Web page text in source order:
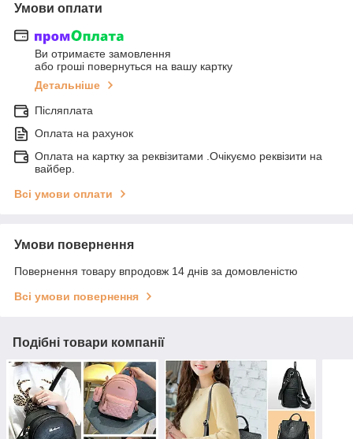
Умови оплати
Ви отримаєте замовлення
або гроші повернуться на вашу картку
Детальніше
Післяплата
Оплата на рахунок
Оплата на картку за реквізитами .Очікуємо реквізити на
вайбер.
Всі умови оплати
Умови повернення
Повернення товару впродовж 14 днів за домовленістю
Всі умови повернення
Подібні товари компанії